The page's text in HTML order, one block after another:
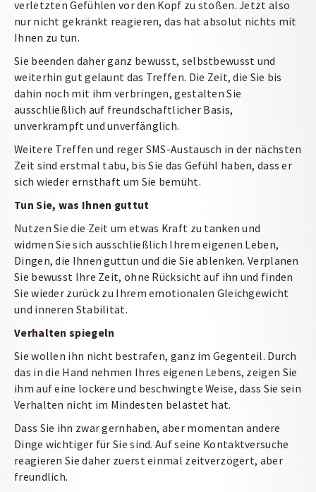
verletzten Gefühlen vor den Kopf zu stoßen. Jetzt also
nur nicht gekränkt reagieren, das hat absolut nichts mit
Ihnen zu tun.
Sie beenden daher ganz bewusst, selbstbewusst und
weiterhin gut gelaunt das Treffen. Die Zeit, die Sie bis
dahin noch mit ihm verbringen, gestalten Sie
ausschließlich auf freundschaftlicher Basis,
unverkrampft und unverfänglich.
Weitere Treffen und reger SMS-Austausch in der nächsten
Zeit sind erstmal tabu, bis Sie das Gefühl haben, dass er
sich wieder ernsthaft um Sie bemüht.
Tun Sie, was Ihnen guttut
Nutzen Sie die Zeit um etwas Kraft zu tanken und
widmen Sie sich ausschließlich Ihrem eigenen Leben,
Dingen, die Ihnen guttun und die Sie ablenken. Verplanen
Sie bewusst Ihre Zeit, ohne Rücksicht auf ihn und finden
Sie wieder zurück zu Ihrem emotionalen Gleichgewicht
und inneren Stabilität.
Verhalten spiegeln
Sie wollen ihn nicht bestrafen, ganz im Gegenteil. Durch
das in die Hand nehmen Ihres eigenen Lebens, zeigen Sie
ihm auf eine lockere und beschwingte Weise, dass Sie sein
Verhalten nicht im Mindesten belastet hat.
Dass Sie ihn zwar gernhaben, aber momentan andere
Dinge wichtiger für Sie sind. Auf seine Kontaktversuche
reagieren Sie daher zuerst einmal zeitverzögert, aber
freundlich.